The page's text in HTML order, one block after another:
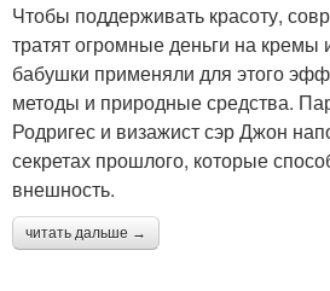
Чтобы поддерживать красоту,
тратят огромные деньги на
бабушки применяли для этого
методы и природные средства.
Родригес и визажист сэр Джон
секретах прошлого, которые
внешность.
читать дальше →